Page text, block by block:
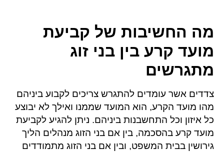
מה החשיבות של קביעת
מועד קרע בין בני זוג
מתגרשים
צדדים אשר עומדים להתגרש צריכים לקבוע ביניהם
מהו מועד הקרע, הוא המועד שממנו ואילך לא יבוצע
כל איזון וכל התחשבנות ביניהם. ניתן להגיע לקביעת
מועד קרע בהסכמה, בין אם בני הזוג מנהלים הליך
גירושין בבית המשפט, ובין אם בני הזוג מתמודדים